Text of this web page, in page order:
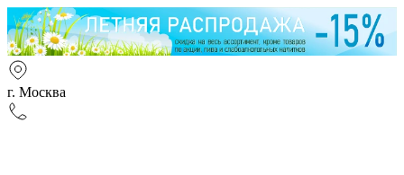
г. Москва